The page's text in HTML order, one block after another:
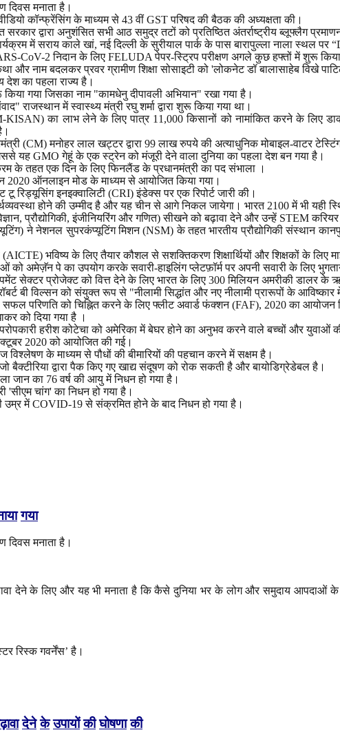
दिवस मनाता है।
कॉन्फ्रेंसिंग के माध्यम से 43 वीं GST परिषद की बैठक की अध्यक्षता की।
द्वारा अनुशंसित सभी आठ समुद्र तटों को प्रतिष्ठित अंतर्राष्ट्रीय ब्लूफ्लैग
में सराय काले खां, नई दिल्ली के सुरीयाल पार्क के पास बारापुल्ला नाला स्थल
CoV-2 निदान के लिए FELUDA पेपर-स्ट्रिप परीक्षण अगले कुछ हफ्तों में शुरू किया
और नाम बदलकर प्रवर ग्रामीण शिक्षा सोसाइटी को 'लोकनेट डॉ बालासाहेब विखे
देश का पहला राज्य है।
किया गया जिसका नाम "कामधेनु दीपावली अभियान" रखा गया है।
राजस्थान में स्वास्थ्य मंत्री रघु शर्मा द्वारा शुरू किया गया था।
KISAN) का लाभ लेने के लिए पात्र 11,000 किसानों को नामांकित करने के
(CM) मनोहर लाल खट्टर द्वारा 99 लाख रुपये की अत्याधुनिक मोबाइल-वाटर
यह GMO गेहूं के एक स्ट्रेन को मंजूरी देने वाला दुनिया का पहला देश बन गया है।
के तहत एक दिन के लिए फिनलैंड के प्रधानमंत्री का पद संभाला ।
2020 ऑनलाइन मोड के माध्यम से आयोजित किया गया।
रिड्यूसिंग इनइक्वालिटी (CRI) इंडेक्स पर एक रिपोर्ट जारी की।
होने की उम्मीद है और यह चीन से आगे निकल जायेगा। भारत 2100 में भी यही
प्रौद्योगिकी, इंजीनियरिंग और गणित) सीखने को बढ़ावा देने और उन्हें STEM
ने नेशनल सुपरकंप्यूटिंग मिशन (NSM) के तहत भारतीय प्रौद्योगिकी संस्थान
भविष्य के लिए तैयार कौशल से सशक्तिकरण शिक्षार्थियों और शिक्षकों के लिए
अमेज़ॅन पे का उपयोग करके सवारी-हाइलिंग प्लेटफ़ॉर्म पर अपनी सवारी के लिए
सेक्टर प्रोजेक्ट को वित्त देने के लिए भारत के लिए 300 मिलियन अमरीकी डालर के
बी विल्सन को संयुक्त रूप से "नीलामी सिद्धांत और नए नीलामी प्रारूपों के
सफल परिणति को चिह्नित करने के लिए फ्लीट अवार्ड फंक्शन (FAF), 2020 का आयोजन
को दिया गया है ।
हरीश कोटेचा को अमेरिका में बेघर होने का अनुभव करने वाले बच्चों और युवाओं
2020 को आयोजित की गई।
के माध्यम से पौधों की बीमारियों की पहचान करने में सक्षम है।
बैक्टीरिया द्वारा पैक किए गए खाद्य संदूषण को रोक सकती है और बायोडिग्रेडेबल है।
जान का 76 वर्ष की आयु में निधन हो गया है।
चांग' का निधन हो गया है।
उम्र में COVID-19 से संक्रमित होने के बाद निधन हो गया है।
गया
दिवस मनाता है।
देने के लिए और यह भी मनाता है कि कैसे दुनिया भर के लोग और समुदाय
रिस्क गवर्नेंस’ है।
देने के उपायों की घोषणा की